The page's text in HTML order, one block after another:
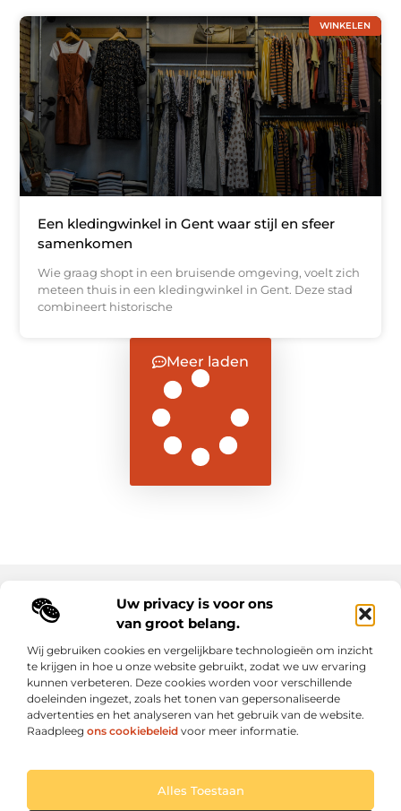
Uw privacy is voor ons
van groot belang.
Wij gebruiken cookies en vergelijkbare technologieën om inzicht
te krijgen in hoe u onze website gebruikt, zodat we uw ervaring
kunnen verbeteren. Deze cookies worden voor verschillende
doeleinden ingezet, zoals het tonen van gepersonaliseerde
advertenties en het analyseren van het gebruik van de website.
Raadpleeg ons cookiebeleid voor meer informatie.
Alles Toestaan
WINKELEN
Een kledingwinkel in Gent waar stijl en sfeer
samenkomen
Wie graag shopt in een bruisende omgeving, voelt zich
meteen thuis in een kledingwinkel in Gent. Deze stad
combineert historische
Meer laden
Main Links
Elke dag een sprankel inspiratie op letroumaulin.be
Praktisch, persoonlijk en positief.